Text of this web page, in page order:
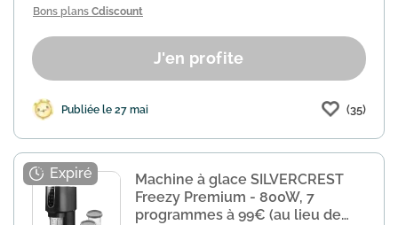
Bons plans Cdiscount
J'en profite
Publiée le 27 mai (35)
Machine à glace SILVERCREST
Freezy Premium - 800W, 7
programmes à 99€ (au lieu de